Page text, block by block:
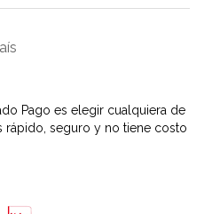
Pago es elegir cualquiera de
rápido, seguro y no tiene costo